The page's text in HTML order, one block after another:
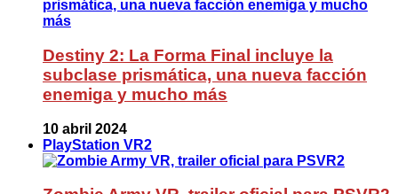
Destiny 2: La Forma Final incluye la
subclase prismática, una nueva facción
enemiga y mucho más
10 abril 2024
PlayStation VR2